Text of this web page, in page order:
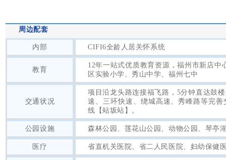
周边配套
内部 CIFI6全龄人居关怀系统
教育
12年一站式优质教育资源，福州市新店
区实验小学、秀山中学、福州七中
交通状况
项目沿龙头路连接福飞路，5分钟直达鼓
速、三环快速、绕城高速、秀峰路等完
线【站坂站】。
公园设施 森林公园、莲花山公园、动物公园、琴亭
医疗 省直机关医院、省二人民医院、妇幼保健